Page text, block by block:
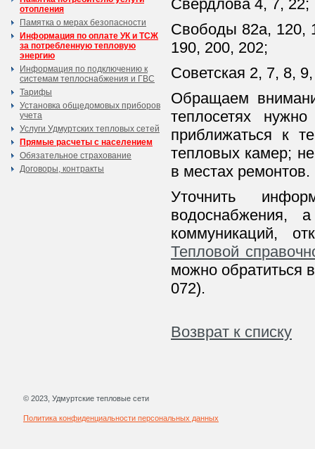
отопления
Памятка о мерах безопасности
Информация по оплате УК и ТСЖ
за потребленную тепловую
энергию
Информация по подключению к
системам теплоснабжения и ГВС
Тарифы
Установка общедомовых приборов
учета
Услуги Удмуртских тепловых сетей
Прямые расчеты с населением
Обязательное страхование
Договоры, контракты
Свердлова 4, 7, 22;
Свободы 82а, 120,
190, 200, 202;
Советская 2, 7, 8,
Обращаем
теплосетях
приближаться к
тепловых камер;
в местах ремонтов.
Уточнить
водоснабжения,
коммуникаций,
Тепловой
можно обратиться
072).
Возврат к списку
© 2023, Удмуртские тепловые сети
Политика конфиденциальности персональных данных